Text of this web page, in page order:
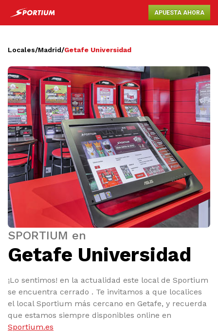
APUESTA AHORA
Locales/Madrid/Getafe Universidad
SPORTIUM en
Getafe Universidad
¡Lo sentimos! en la actualidad este local de Sportium
se encuentra cerrado . Te invitamos a que localices
el local Sportium más cercano en Getafe, y recuerda
que estamos siempre disponibles online en
Sportium.es